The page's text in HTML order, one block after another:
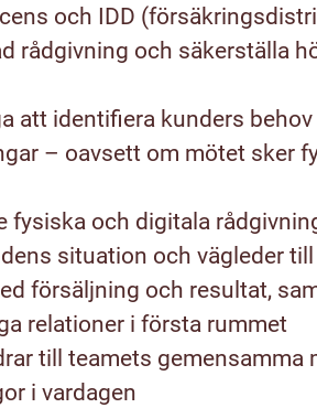
och IDD
rådgivning och säkerställa
att identifiera kunders
– oavsett om mötet sker
fysiska och digitala
situation och vägleder
försäljning och resultat,
relationer i första rummet
till teamets gemensamma
i vardagen